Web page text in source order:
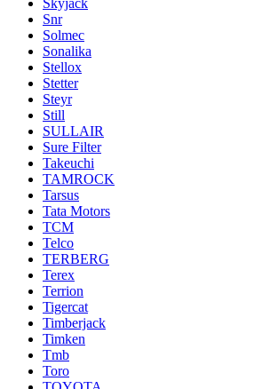
Skyjack
Snr
Solmec
Sonalika
Stellox
Stetter
Steyr
Still
SULLAIR
Sure Filter
Takeuchi
TAMROCK
Tarsus
Tata Motors
TCM
Telco
TERBERG
Terex
Terrion
Tigercat
Timberjack
Timken
Tmb
Toro